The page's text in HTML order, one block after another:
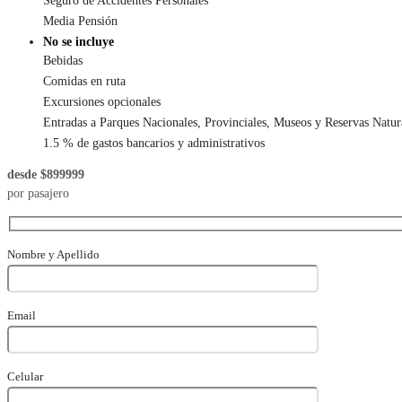
Media Pensión
No se incluye
Bebidas
Comidas en ruta
Excursiones opcionales
Entradas a Parques Nacionales, Provinciales, Museos y Reservas
1.5 % de gastos bancarios y administrativos
desde $899999
por pasajero
Nombre y Apellido
Email
Celular